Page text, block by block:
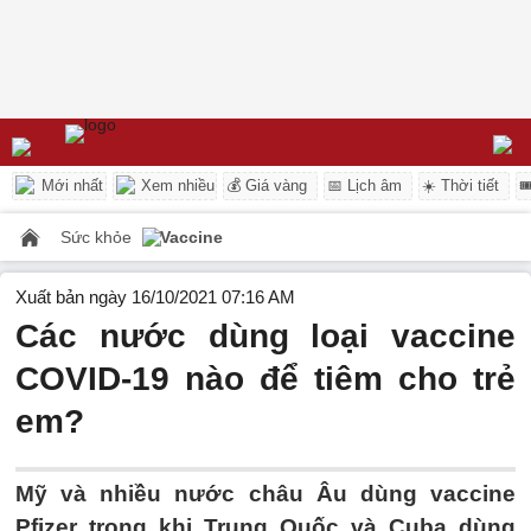
Mới nhất Xem nhiều 💰 Giá vàng 📅 Lịch âm ☀️ Thời tiết
Sức khỏe Vaccine
Xuất bản ngày 16/10/2021 07:16 AM
Các nước dùng loại vaccine
COVID-19 nào để tiêm cho trẻ
em?
Mỹ và nhiều nước châu Âu dùng vaccine